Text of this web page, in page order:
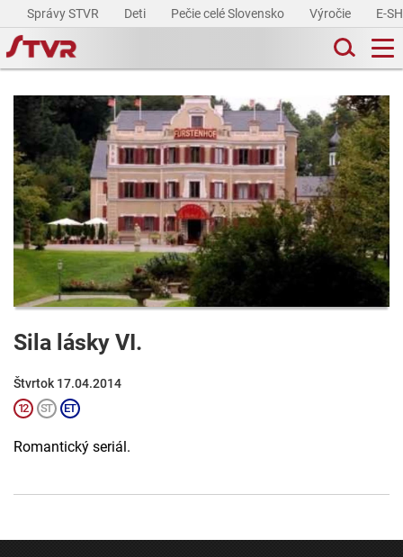
Správy STVR Deti Pečie celé Slovensko Výročie E-
Sila lásky VI.
Štvrtok 17.04.2014
Romantický seriál.